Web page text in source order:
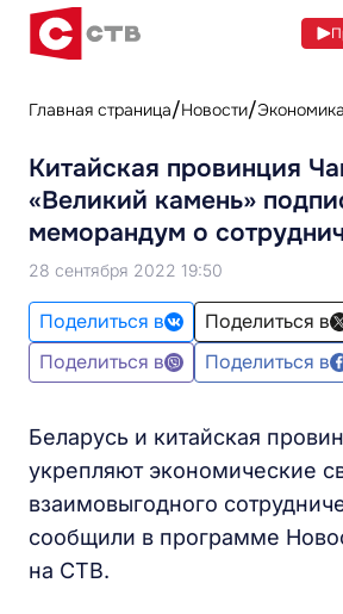
Главная страница Новости Экономика
Китайская провинция
«Великий камень»
меморандум о
28 сентября 2022 19:50
Поделиться в
Поделиться в
Поделиться в
Поделиться в
Беларусь и китайская
укрепляют экономические
взаимовыгодного
сообщили в программе
на СТВ.